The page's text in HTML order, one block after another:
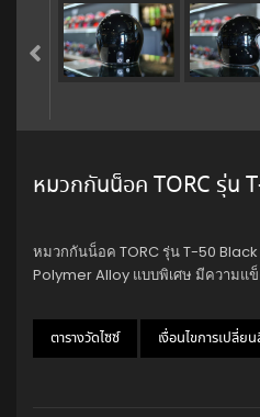
หมวกกันน็อค TORC รุ่น
หมวกกันน็อค TORC รุ่น T-50
Polymer Alloy แบบพิเศษ มีความแ
ตารางวัดไซซ์ เงื่อนไขการเปลี่ย